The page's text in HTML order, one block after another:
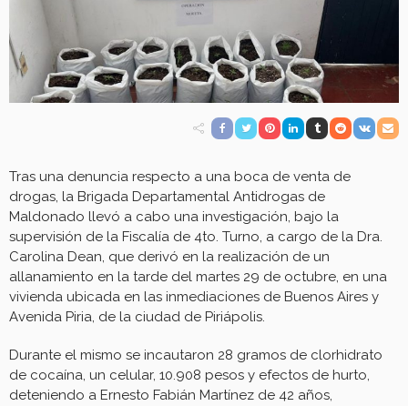
Tras una denuncia respecto a una boca de venta de
drogas, la Brigada Departamental Antidrogas de
Maldonado llevó a cabo una investigación, bajo la
supervisión de la Fiscalía de 4to. Turno, a cargo de la Dra.
Carolina Dean, que derivó en la realización de un
allanamiento en la tarde del martes 29 de octubre, en una
vivienda ubicada en las inmediaciones de Buenos Aires y
Avenida Piria, de la ciudad de Piriápolis.
Durante el mismo se incautaron 28 gramos de clorhidrato
de cocaína, un celular, 10.908 pesos y efectos de hurto,
deteniendo a Ernesto Fabián Martínez de 42 años,